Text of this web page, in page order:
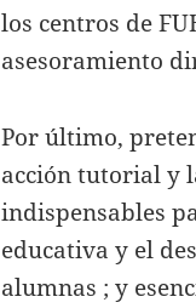
los centros de
asesoramiento
Por último,
acción tutorial y
indispensables
educativa y el
alumnas ; y